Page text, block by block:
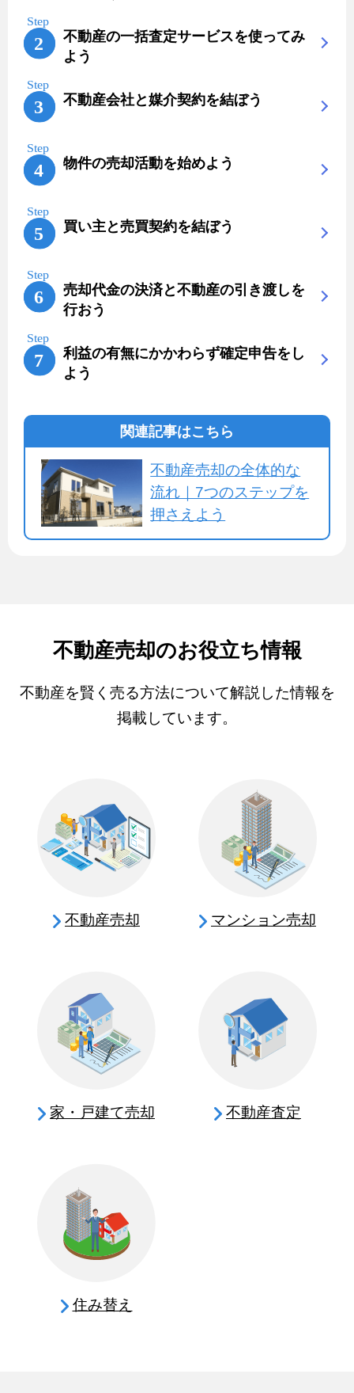
不動産の一括査定サービスを使ってみ
よう
不動産会社と媒介契約を結ぼう
物件の売却活動を始めよう
買い主と売買契約を結ぼう
売却代金の決済と不動産の引き渡しを
行おう
利益の有無にかかわらず確定申告をし
よう
関連記事はこちら
不動産売却の全体的な
流れ｜7つのステップを
押さえよう
不動産売却のお役立ち情報
不動産を賢く売る方法について解説した情報を
掲載しています。
不動産売却 マンション売却
家・戸建て売却 不動産査定
住み替え